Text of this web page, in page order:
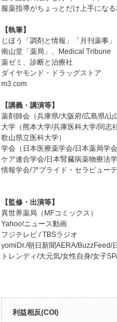
服薬指導がちょっとだけ上手になる
【執筆】
じほう「調剤と情報」「月刊薬事」
南山堂「薬局」、Medical Tribune
薬ゼミ、診断と治療社
ダイヤモンド・ドラッグストア
m3.com
【講義・講演等】
薬剤師会（兵庫県/大阪府/広島県/山
大学（熊本大学/兵庫医科大学/同志
歌山県立医科大学）
学会（日本医療薬学会/日本薬局学
ケア連合学会/日本腎臓病薬物療法
情報学会/アプライド・セラピューテ
【監修・出演等】
異世界薬局（MFコミックス）
Yahoo!ニュース動画
フジテレビ / TBSラジオ
yomiDr./朝日新聞AERA/BuzzFeed/
トレンディ/大元気/女性自身/女子
利益相反(COI)